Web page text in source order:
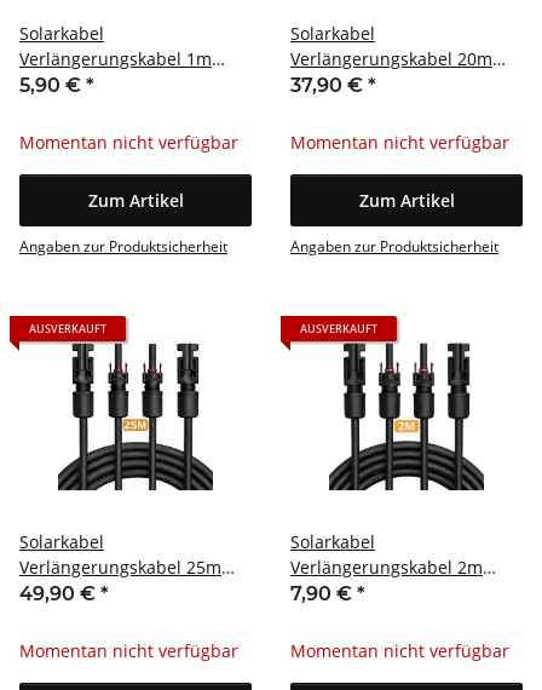
Solarkabel
Verlängerungskabel 1m
5,90 € *
Momentan nicht verfügbar
Zum Artikel
Angaben zur Produktsicherheit
Solarkabel
Verlängerungskabel 20m
MC4 4mm² Paar
37,90 € *
Momentan nicht verfügbar
Zum Artikel
Angaben zur Produktsicherheit
AUSVERKAUFT
Solarkabel
Verlängerungskabel 25m
MC4 4mm² Paar
49,90 € *
Momentan nicht verfügbar
AUSVERKAUFT
Solarkabel
Verlängerungskabel 2m
MC4 4mm²
7,90 € *
Momentan nicht verfügbar